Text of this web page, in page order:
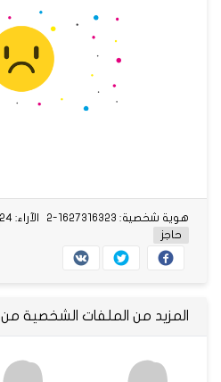
الآراء: 24
هوية شخصية: 1627316323-2
حاجز
المزيد من الملفات الشخصية من